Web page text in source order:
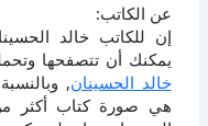
عن الكاتب:
إن للكاتب خالد
يمكنك أن تتصفحها
خالد الحسينان,